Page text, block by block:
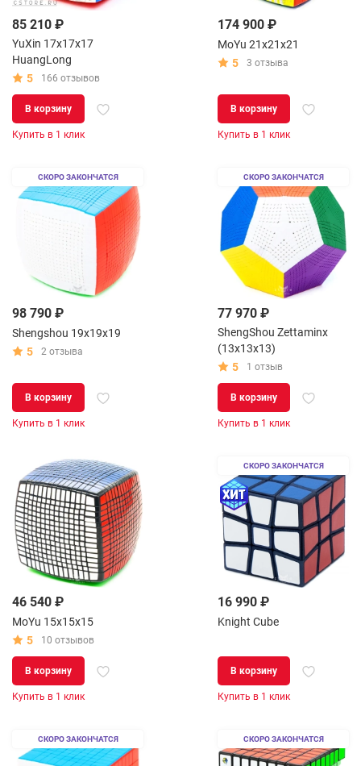
85 210 ₽
YuXin 17x17x17
HuangLong
5
166 отзывов
В корзину
Купить в 1 клик
174 900 ₽
MoYu 21x21x21
5
3 отзыва
В корзину
Купить в 1 клик
СКОРО ЗАКОНЧАТСЯ
98 790 ₽
Shengshou 19x19x19
5
2 отзыва
В корзину
Купить в 1 клик
СКОРО ЗАКОНЧАТСЯ
77 970 ₽
ShengShou Zettaminx
(13x13x13)
5
1 отзыв
В корзину
Купить в 1 клик
46 540 ₽
MoYu 15x15x15
5
10 отзывов
В корзину
Купить в 1 клик
СКОРО ЗАКОНЧАТСЯ
16 990 ₽
Knight Cube
В корзину
Купить в 1 клик
СКОРО ЗАКОНЧАТСЯ СКОРО ЗАКОНЧАТСЯ